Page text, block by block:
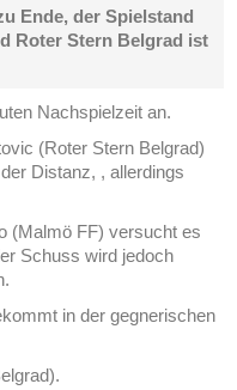
Ende, der Spielstand
Roter Stern Belgrad ist
Nachspielzeit an.
(Roter Stern Belgrad)
Distanz, , allerdings
(Malmö FF) versucht es
Schuss wird jedoch
in der gegnerischen